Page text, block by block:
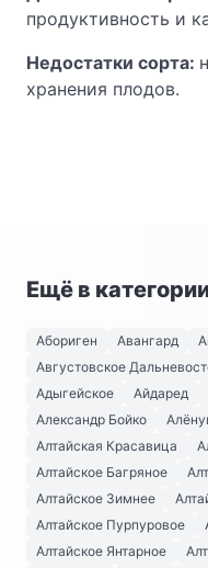
продуктивность и
Недостатки сорта:
хранения плодов.
Ещё в
Абориген Авангард
Августовское
Адыгейское
Айдаред
Александр Бойко
Алтайская Красавица
Алтайское Багряное
Алтайское Зимнее
Алтайское Пурпуровое
Алтайское Янтарное